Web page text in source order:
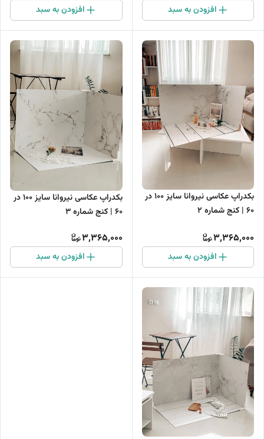
افزودن به سبد افزودن به سبد
بکدراپ عکاسی نیروانا سایز 100 در
60 | کنج شماره 2
3,365,000
افزودن به سبد
بکدراپ عکاسی نیروانا سایز 100 در
60 | کنج شماره 3
3,365,000
افزودن به سبد